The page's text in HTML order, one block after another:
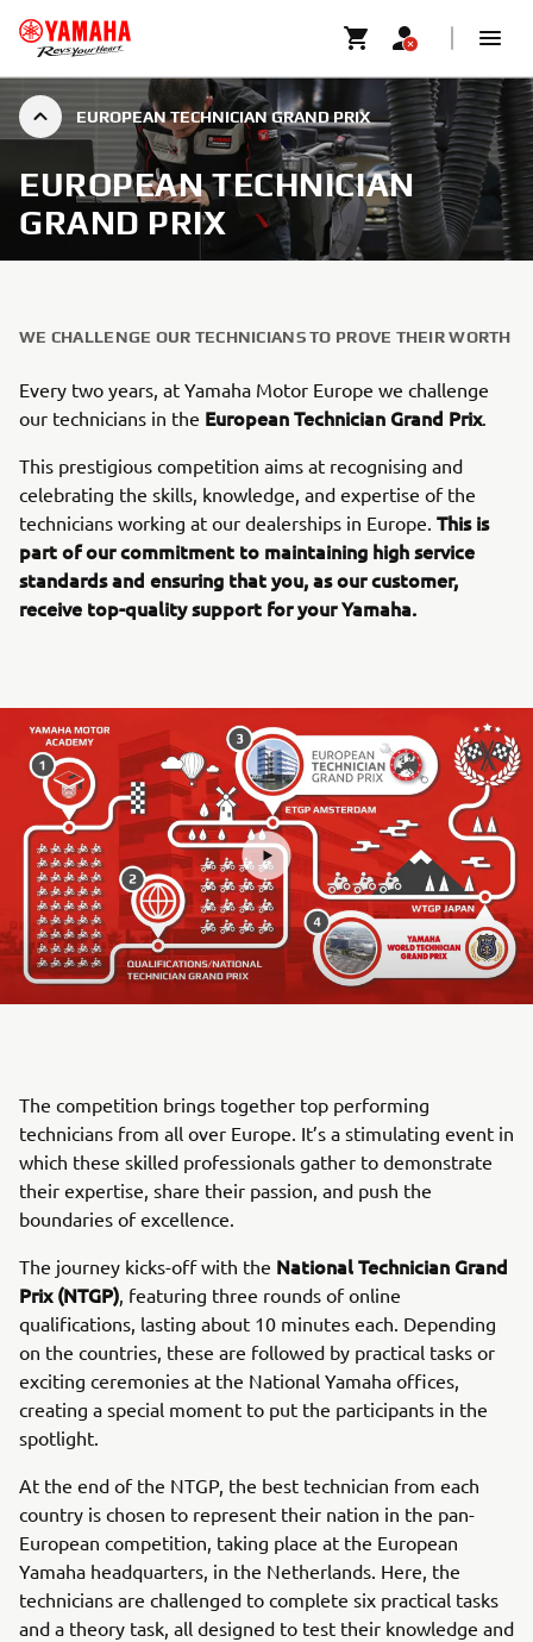
EUROPEAN TECHNICIAN GRAND PRIX
EUROPEAN TECHNICIAN
GRAND PRIX
WE CHALLENGE OUR TECHNICIANS TO PROVE THEIR WORTH
Every two years, at Yamaha Motor Europe we challenge
our technicians in the European Technician Grand Prix.
This prestigious competition aims at recognising and
celebrating the skills, knowledge, and expertise of the
technicians working at our dealerships in Europe. This is
part of our commitment to maintaining high service
standards and ensuring that you, as our customer,
receive top-quality support for your Yamaha.
The competition brings together top performing
technicians from all over Europe. It’s a stimulating event in
which these skilled professionals gather to demonstrate
their expertise, share their passion, and push the
boundaries of excellence.
The journey kicks-off with the National Technician Grand
Prix (NTGP) , featuring three rounds of online
qualifications, lasting about 10 minutes each. Depending
on the countries, these are followed by practical tasks or
exciting ceremonies at the National Yamaha offices,
creating a special moment to put the participants in the
spotlight.
At the end of the NTGP, the best technician from each
country is chosen to represent their nation in the pan-
European competition, taking place at the European
Yamaha headquarters, in the Netherlands. Here, the
technicians are challenged to complete six practical tasks
and a theory task, all designed to test their knowledge and